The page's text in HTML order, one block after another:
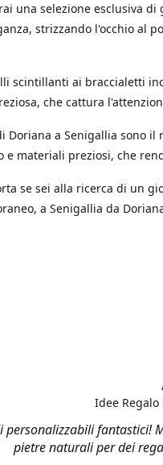
una selezione esclusiva
strizzando l'occhio al
scintillanti ai braccialetti
che cattura
Doriana a Senigallia sono
e materiali preziosi, che
se sei alla ricerca di un
a Senigallia da
personalizzabili fantastici!
pietre naturali per dei
Idee